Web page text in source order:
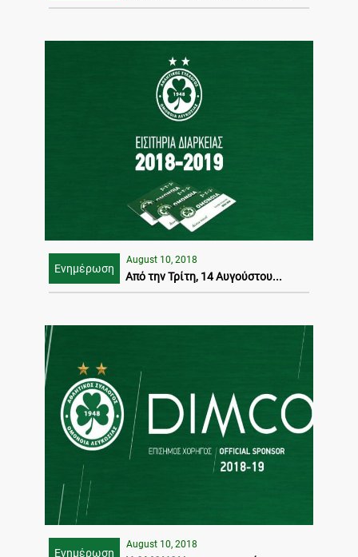
Ενημέρωση
August 10, 2018
Από την Τρίτη, 14 Αυγούστου...
Ενημέρωση
August 10, 2018